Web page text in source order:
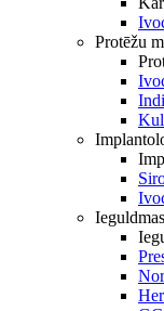
Protēžu